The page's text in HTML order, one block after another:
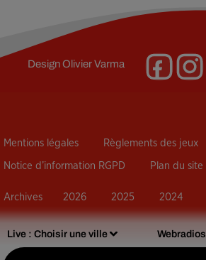
Live : Choisir une ville Webradios
DesignOlivier Varma
Mentions légales Règlements des jeux
Notice d’information RGPD Plan du site
Archives 2026 2025 2024